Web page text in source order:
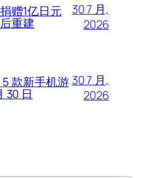
赠1亿日元
重建
30 7 月,
2026
款新手机游
30 日
30 7 月,
2026